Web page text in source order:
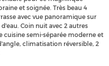
et soignée. Très beau 4
avec vue panoramique sur
Coin nuit avec 2 autres
cuisine semi-séparée moderne et
climatisation réversible, 2